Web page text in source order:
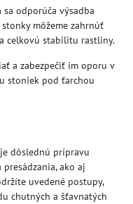
odporúča výsadba
môžeme zahrnúť
celkovú stabilitu rastliny.
a zabezpečiť im oporu v
stoniek pod ťarchou
dôslednú prípravu
ako aj
uvedené postupy,
chutných a šťavnatých